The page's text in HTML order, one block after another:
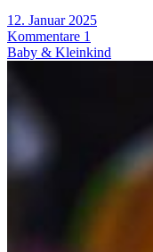
12. Januar 2025
Kommentare 1
Baby & Kleinkind